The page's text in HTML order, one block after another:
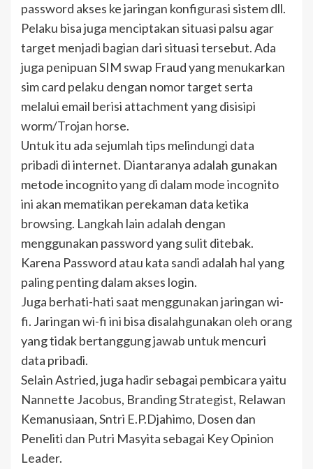
password akses ke jaringan konfigurasi sistem dll.
Pelaku bisa juga menciptakan situasi palsu agar
target menjadi bagian dari situasi tersebut. Ada
juga penipuan SIM swap Fraud yang menukarkan
sim card pelaku dengan nomor target serta
melalui email berisi attachment yang disisipi
worm/Trojan horse.
Untuk itu ada sejumlah tips melindungi data
pribadi di internet. Diantaranya adalah gunakan
metode incognito yang di dalam mode incognito
ini akan mematikan perekaman data ketika
browsing. Langkah lain adalah dengan
menggunakan password yang sulit ditebak.
Karena Password atau kata sandi adalah hal yang
paling penting dalam akses login.
Juga berhati-hati saat menggunakan jaringan wi-
fi. Jaringan wi-fi ini bisa disalahgunakan oleh orang
yang tidak bertanggung jawab untuk mencuri
data pribadi.
Selain Astried, juga hadir sebagai pembicara yaitu
Nannette Jacobus, Branding Strategist, Relawan
Kemanusiaan, Sntri E.P.Djahimo, Dosen dan
Peneliti dan Putri Masyita sebagai Key Opinion
Leader.